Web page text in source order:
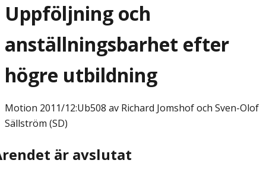
Uppföljning och
anställningsbarhet efter
högre utbildning
Motion 2011/12:Ub508 av Richard Jomshof och Sven-Olof
Sällström (SD)
är avslutat